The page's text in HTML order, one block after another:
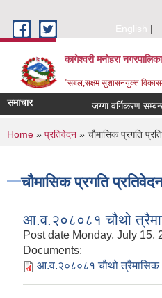
English
कागेश्वरी मनोहरा
"सबल,सक्षम सुशासनयुक्त
समाचार जग्गा वर्गिकरण सम्बन्धी सूचना
You are here
Home » प्रतिवेदन » चौमासिक प्रगति
चौमासिक प्रगति
आ.व.२०८०८१ चौथो
Post date Monday, July 15,
Documents:
आ.व.२०८०८१ चौथो